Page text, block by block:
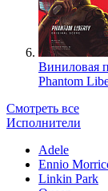
Виниловая
Phantom
Смотреть все
Исполнители
Adele
Ennio
Linkin Park